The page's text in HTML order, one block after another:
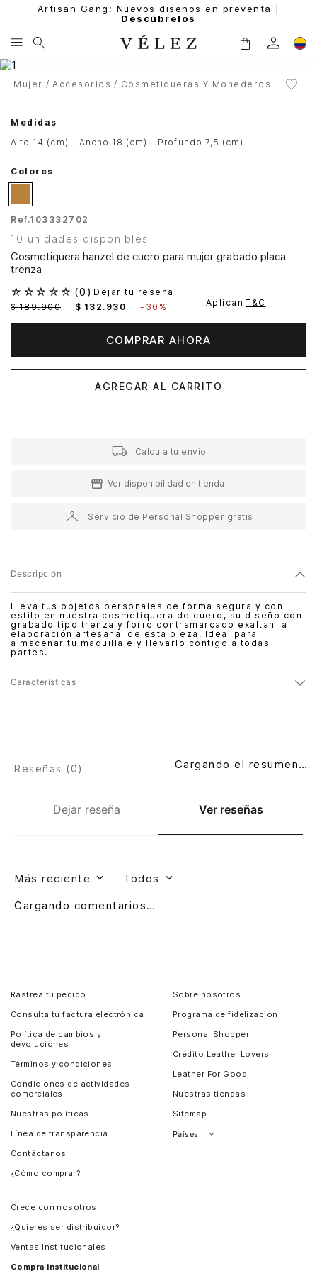
Artisan Gang: Nuevos diseños en preventa |
Descúbrelos
Mujer Accesorios Cosmetiqueras Y Monederos
Medidas
alto 14 (cm)
ancho 18 (cm) profundo 7,5 (cm)
Colores
Ref.103332702
10 unidades disponibles
Cosmetiquera hanzel de cuero para mujer grabado placa
trenza
☆ ☆ ☆ ☆ ☆ (0 ) Dejar tu reseña
$ 189.900 $ 132 . 930 - 30% Aplican T&C
COMPRAR AHORA
AGREGAR AL CARRITO
Calcula tu envío
Ver disponibilidad en tienda
Servicio de Personal Shopper gratis
Descripción
Lleva tus objetos personales de forma segura y con
estilo en nuestra cosmetiquera de cuero, su diseño con
grabado tipo trenza y forro contramarcado exaltan la
elaboración artesanal de esta pieza. Ideal para
almacenar tu maquillaje y llevarlo contigo a todas
partes.
Características
Dejar reseña Ver reseñas
Reseñas (0) Cargando el resumen…
Más reciente Todos
Cargando comentarios…
Rastrea tu pedido
Consulta tu factura electrónica
Política de cambios y
devoluciones
Términos y condiciones
Condiciones de actividades
comerciales
Nuestras políticas
Línea de transparencia
Contáctanos
¿Cómo comprar?
Sobre nosotros
Programa de fidelización
Personal Shopper
Crédito Leather Lovers
Leather For Good
Nuestras tiendas
Sitemap
Países
Crece con nosotros
¿Quieres ser distribuidor?
Ventas Institucionales
Compra institucional